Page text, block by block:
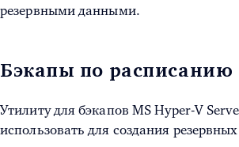
резервными данными.
Бэкапы по расписанию
Утилиту для бэкаповMS Hyper-V
использовать для создания